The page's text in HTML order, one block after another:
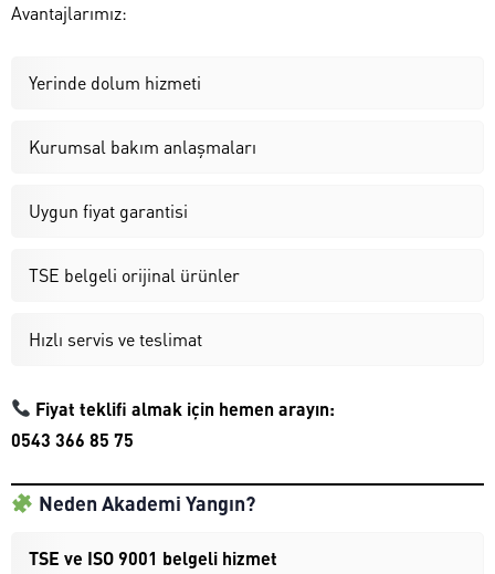
Avantajlarımız:
Yerinde dolum hizmeti
Kurumsal bakım anlaşmaları
Uygun fiyat garantisi
TSE belgeli orijinal ürünler
Hızlı servis ve teslimat
Fiyat teklifi almak için hemen arayın:
0543 366 85 75
Neden Akademi Yangın?
TSE ve ISO 9001 belgeli hizmet